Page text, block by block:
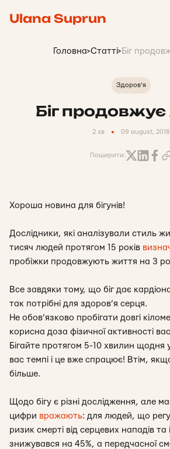
Ulana Suprun
Головна>Статті> Біг
Здоров'я
Біг
2 хв 09 august, 2018
Поширити:
Хороша новина для бігунів!
Дослідники, які аналізували стиль
тисяч людей протягом 15 років
пробіжки продовжують життя на 3
Все завдяки тому, що біг дає
так потрібні для здоров’я серця.
Не обов’язково пробігати довгі
корисна доза фізичної активності
Бігайте протягом 5-10 хвилин
вас темпі і це вже спрацює! Втім,
більше.
Щодо бігу є різні дослідження, але
цифри вражають: для людей, що
ризик смерті від серцевих нападів та
знижувався на 45%, а передчасної